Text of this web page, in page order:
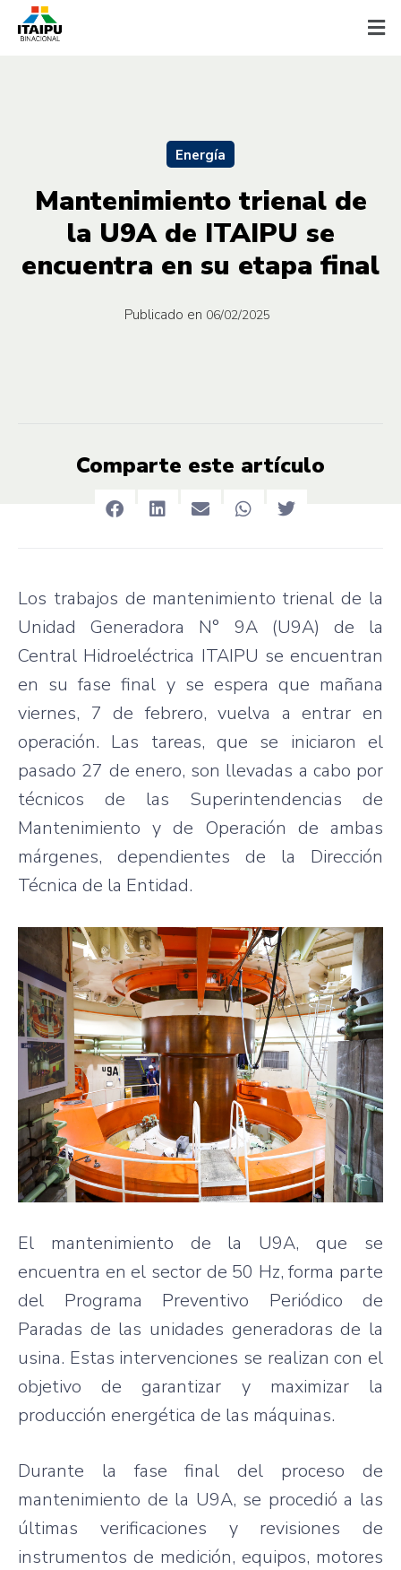
Energía
Mantenimiento trienal de
la U9A de ITAIPU se
encuentra en su etapa final
Publicado en 06/02/2025
Comparte este artículo
Los trabajos de mantenimiento trienal de la
Unidad Generadora N° 9A (U9A) de la
Central Hidroeléctrica ITAIPU se encuentran
en su fase final y se espera que mañana
viernes, 7 de febrero, vuelva a entrar en
operación. Las tareas, que se iniciaron el
pasado 27 de enero, son llevadas a cabo por
técnicos de las Superintendencias de
Mantenimiento y de Operación de ambas
márgenes, dependientes de la Dirección
Técnica de la Entidad.
El mantenimiento de la U9A, que se
encuentra en el sector de 50 Hz, forma parte
del Programa Preventivo Periódico de
Paradas de las unidades generadoras de la
usina. Estas intervenciones se realizan con el
objetivo de garantizar y maximizar la
producción energética de las máquinas.
Durante la fase final del proceso de
mantenimiento de la U9A, se procedió a las
últimas verificaciones y revisiones de
instrumentos de medición, equipos, motores